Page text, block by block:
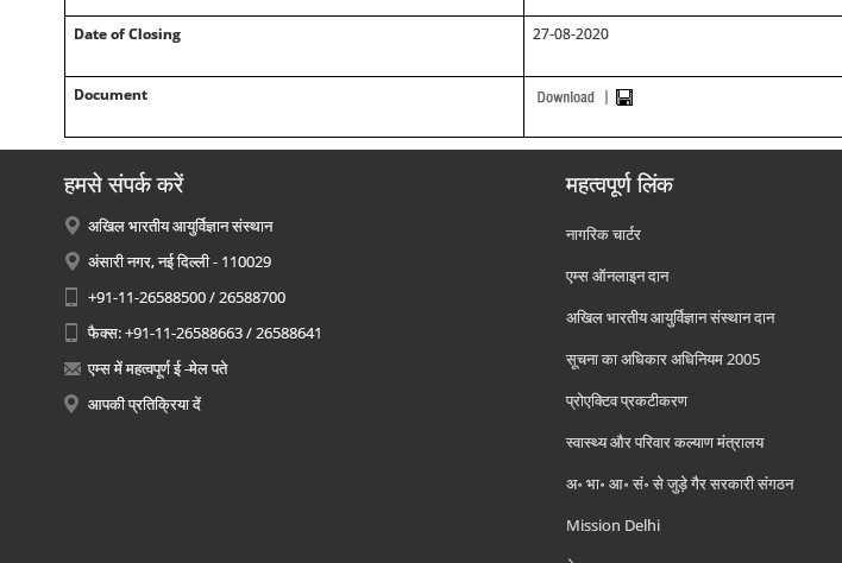
Date of Closing 27-08-2020
Document
हमसे संपर्क करें
अखिल भारतीय आयुर्विज्ञान संस्थान
अंसारी नगर, नई दिल्ली - 110029
+91-11-26588500 / 26588700
फैक्स: +91-11-26588663 / 26588641
एम्स में महत्वपूर्ण ई -मेल पते
आपकी प्रतिक्रिया दें
महत्वपूर्ण लिंक
नागरिक चार्टर
एम्स ऑनलाइन दान
अखिल भारतीय आयुर्विज्ञान संस्थान दान
सूचना का अधिकार अधिनियम 2005
प्रोएक्टिव प्रकटीकरण
स्वास्थ्य और परिवार कल्याण मंत्रालय
अ॰ भा॰ आ॰ सं॰ से जुड़े गैर सरकारी संगठन
Mission Delhi